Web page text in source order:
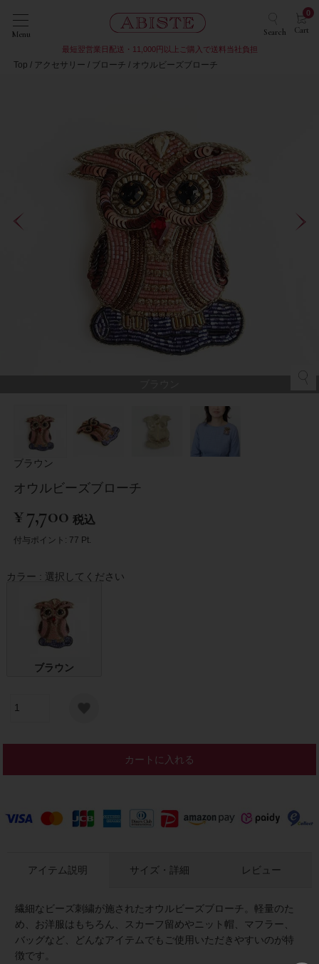
Menu Search Cart
0
最短翌営業日配送・11,000円以上ご購入で送料当社負担
Top アクセサリー ブローチ オウルビーズブローチ
ブラウン
オウルビーズブローチ
¥7,700 税込
付与ポイント: 77 Pt.
カラー 選択してください
ブラウン
カートに入れる
アイテム説明
繊細なビーズ刺繍が施されたオウルビーズブローチ。軽量のた
め、お洋服はもちろん、スカーフ留めやニット帽、マフラー、
バッグなど、どんなアイテムでもご使用いただきやすいのが特
徴です。
サイズ・詳細 レビュー